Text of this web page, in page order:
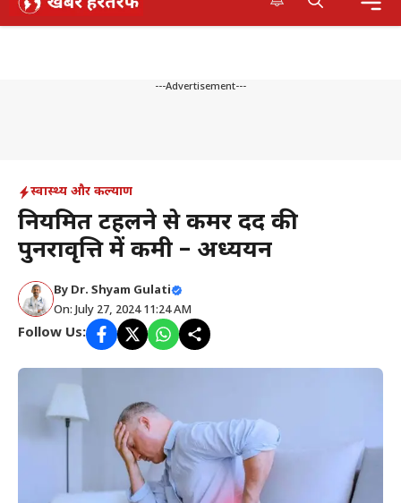
---Advertisement---
स्वास्थ्य और कल्याण
नियमित टहलने से कमर दर्द की
पुनरावृत्ति में कमी – अध्ययन
By Dr. Shyam Gulati
On: July 27, 2024 11:24 AM
Follow Us: